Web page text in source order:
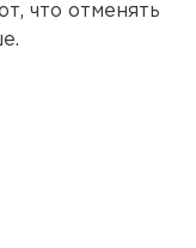
что отменять